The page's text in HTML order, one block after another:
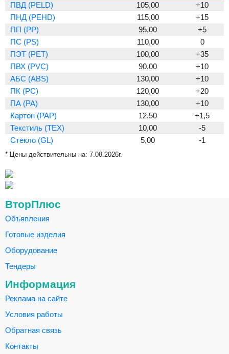
ПВД (PELD) 105,00
+10
ПНД (PEHD)
115,00
+15
ПП (PP)
95,00
+5
ПС (PS)
110,00
0
ПЭТ (PET)
100,00
+35
ПВХ (PVC)
90,00
+10
АБС (ABS)
130,00
+10
ПК (PC)
120,00
+20
ПА (PA)
130,00
+10
Картон (PAP)
12,50
+1,5
Текстиль (TEX)
10,00
-5
Стекло (GL)
5,00 -1
* Цены действительны на: 7.08.2026г.
ВторПлюс
Объявления
Готовые изделия
Оборудование
Тендеры
Информация
Реклама на сайте
Условия работы
Обратная связь
Контакты